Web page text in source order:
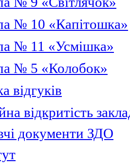
№ 10 «Капітошка»
№ 11 «Усмішка»
№ 5 «Колобок»
відгуків
відкритість
документи ЗДО